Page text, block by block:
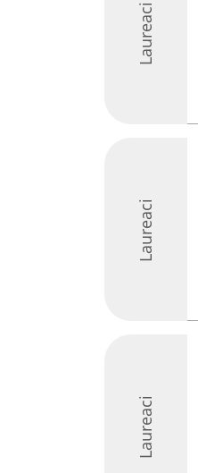
Laureaci
Laureaci
Laureaci